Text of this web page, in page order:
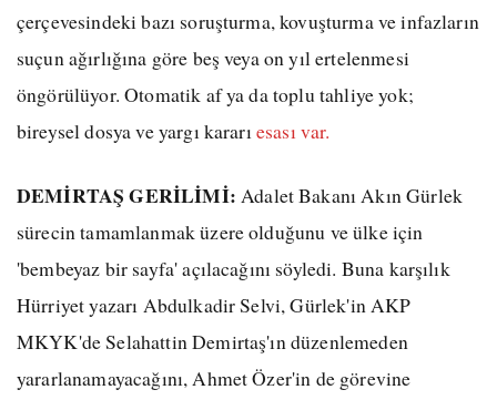
çerçevesindeki bazı soruşturma, kovuşturma ve infazların
suçun ağırlığına göre beş veya on yıl ertelenmesi
öngörülüyor. Otomatik af ya da toplu tahliye yok;
bireysel dosya ve yargı kararıesası var.
DEMİRTAŞ GERİLİMİ: Adalet Bakanı Akın Gürlek
sürecin tamamlanmak üzere olduğunu ve ülke için
'bembeyaz bir sayfa' açılacağını söyledi. Buna karşılık
Hürriyet yazarı Abdulkadir Selvi, Gürlek'in AKP
MKYK'de Selahattin Demirtaş'ın düzenlemeden
yararlanamayacağını, Ahmet Özer'in de görevine